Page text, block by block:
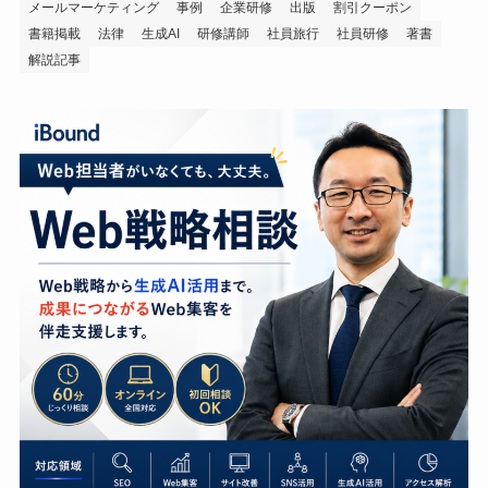
メールマーケティング 事例 企業研修 出版
割引クーポン
書籍掲載
法律 生成AI 研修講師 社員旅行 社員研修
著書
解説記事